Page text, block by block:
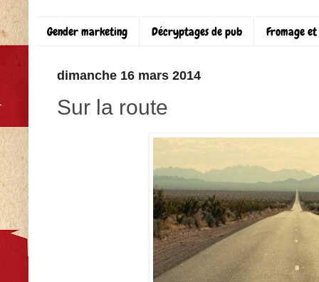
Gender marketing Décryptages de pub Fromage
dimanche 16 mars 2014
Sur la route